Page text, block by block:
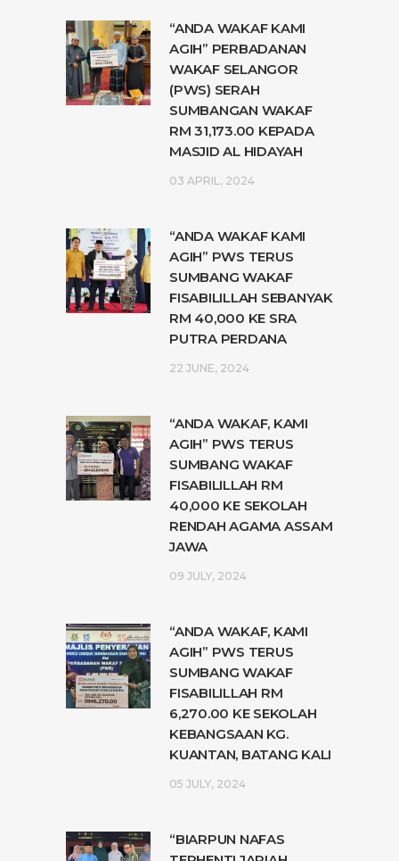
“ANDA WAKAF KAMI
AGIH” PERBADANAN
WAKAF SELANGOR
(PWS) SERAH
SUMBANGAN WAKAF
RM 31,173.00 KEPADA
MASJID AL HIDAYAH
03 APRIL, 2024
“ANDA WAKAF KAMI
AGIH” PWS TERUS
SUMBANG WAKAF
FISABILILLAH SEBANYAK
RM 40,000 KE SRA
PUTRA PERDANA
22 JUNE, 2024
“ANDA WAKAF, KAMI
AGIH” PWS TERUS
SUMBANG WAKAF
FISABILILLAH RM
40,000 KE SEKOLAH
RENDAH AGAMA ASSAM
JAWA
09 JULY, 2024
“ANDA WAKAF, KAMI
AGIH” PWS TERUS
SUMBANG WAKAF
FISABILILLAH RM
6,270.00 KE SEKOLAH
KEBANGSAAN KG.
KUANTAN, BATANG KALI
05 JULY, 2024
“BIARPUN NAFAS